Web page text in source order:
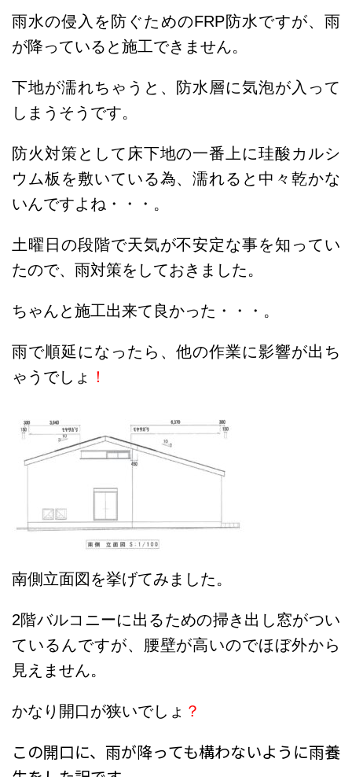
雨水の侵入を防ぐためのFRP防水ですが、雨
が降っていると施工できません。
下地が濡れちゃうと、防水層に気泡が入って
しまうそうです。
防火対策として床下地の一番上に珪酸カルシ
ウム板を敷いている為、濡れると中々乾かな
いんですよね・・・。
土曜日の段階で天気が不安定な事を知ってい
たので、雨対策をしておきました。
ちゃんと施工出来て良かった・・・。
雨で順延になったら、他の作業に影響が出ち
ゃうでしょ ！
南側立面図を挙げてみました。
2階バルコニーに出るための掃き出し窓がつい
ているんですが、腰壁が高いのでほぼ外から
見えません。
かなり開口が狭いでしょ ？
この開口に、雨が降っても構わないように雨養